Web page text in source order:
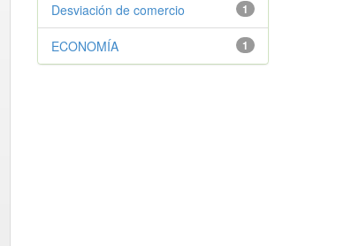
1
Desviación de comercio
1
ECONOMÍA